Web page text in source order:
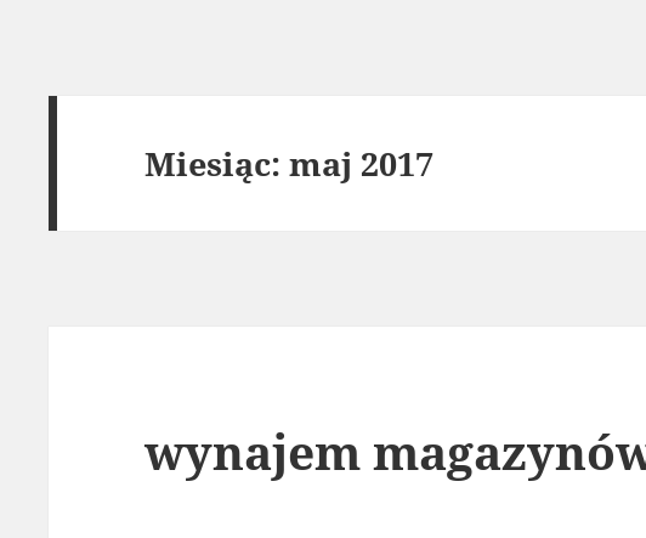
Miesiąc:maj 2017
wynajem